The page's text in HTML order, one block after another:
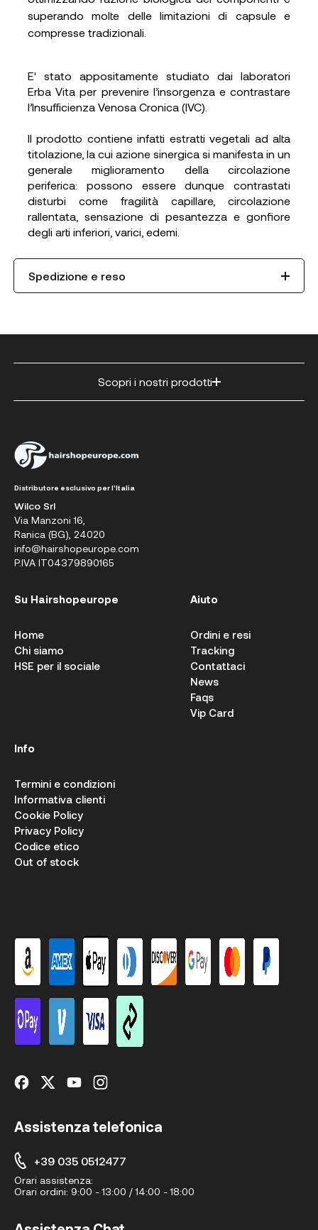
superando molte delle limitazioni di capsule e
compresse tradizionali.
E' stato appositamente studiato dai laboratori
Erba Vita per prevenire l’insorgenza e contrastare
l’Insufficienza Venosa Cronica (IVC).
Il prodotto contiene infatti estratti vegetali ad alta
titolazione, la cui azione sinergica si manifesta in un
generale miglioramento della circolazione
periferica: possono essere dunque contrastati
disturbi come fragilità capillare, circolazione
rallentata, sensazione di pesantezza e gonfiore
degli arti inferiori, varici, edemi.
Spedizione e reso
Scopri i nostri prodotti
Distributore esclusivo per l'Italia
Wilco Srl
Via Manzoni 16,
Ranica (BG), 24020
info@hairshopeurope.com
P.IVA IT04379890165
Su Hairshopeurope
Home
Chi siamo
HSE per il sociale
Aiuto
Ordini e resi
Tracking
Contattaci
News
Faqs
Vip Card
Info
Termini e condizioni
Informativa clienti
Cookie Policy
Privacy Policy
Codice etico
Out of stock
Assistenza telefonica
+39 035 0512477
Orari assistenza:
Orari ordini: 9:00 - 13:00 / 14:00 - 18:00